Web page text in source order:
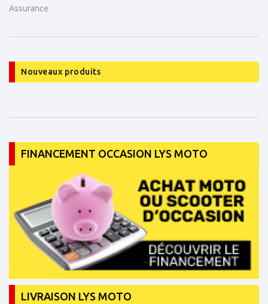
Assurance
Nouveaux produits
FINANCEMENT OCCASION LYS MOTO
LIVRAISON LYS MOTO